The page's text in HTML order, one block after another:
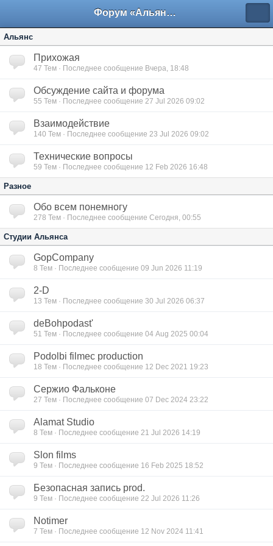
Форум «Альянса вольных переводчиков»
Альянс
Прихожая
47 Тем · Последнее сообщение Вчера, 18:48
Обсуждение сайта и форума
55 Тем · Последнее сообщение 27 Jul 2026 09:02
Взаимодействие
140 Тем · Последнее сообщение 23 Jul 2026 09:02
Технические вопросы
59 Тем · Последнее сообщение 12 Feb 2026 16:48
Разное
Обо всем понемногу
278 Тем · Последнее сообщение Сегодня, 00:55
Студии Альянса
GopCompany
8 Тем · Последнее сообщение 09 Jun 2026 11:19
2-D
13 Тем · Последнее сообщение 30 Jul 2026 06:37
deBohpodast'
51 Тем · Последнее сообщение 04 Aug 2025 00:04
Podolbi filmec production
18 Тем · Последнее сообщение 12 Dec 2021 19:23
Сержио Фальконе
27 Тем · Последнее сообщение 07 Dec 2024 23:22
Alamat Studio
8 Тем · Последнее сообщение 21 Jul 2026 14:19
Slon films
9 Тем · Последнее сообщение 16 Feb 2025 18:52
Безопасная запись prod.
9 Тем · Последнее сообщение 22 Jul 2026 11:26
Notimer
7 Тем · Последнее сообщение 12 Nov 2024 11:41